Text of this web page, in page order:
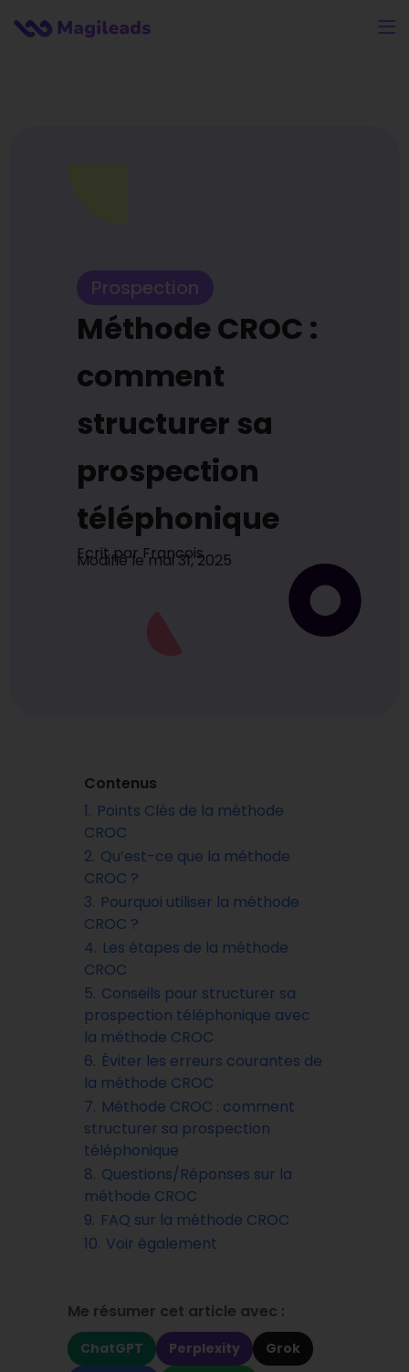
Prospection
Méthode CROC :
comment
structurer sa
prospection
téléphonique
Ecrit parFrancois
Modifié le mai 31, 2025
Contenus
1. Points Clés de la méthode
CROC
2. Qu’est-ce que la méthode
CROC ?
3. Pourquoi utiliser la méthode
CROC ?
4. Les étapes de la méthode
CROC
5. Conseils pour structurer sa
prospection téléphonique avec
la méthode CROC
6. Éviter les erreurs courantes de
la méthode CROC
7. Méthode CROC : comment
structurer sa prospection
téléphonique
8. Questions/Réponses sur la
méthode CROC
9. FAQ sur la méthode CROC
10. Voir également
Me résumer cet article avec :
ChatGPT Perplexity
Grok